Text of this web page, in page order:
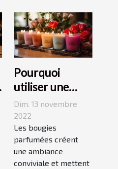
Pourquoi
utiliser une
bougie
parfumée?
Dim. 13 novembre
2022
Les bougies
parfumées créent
une ambiance
conviviale et mettent